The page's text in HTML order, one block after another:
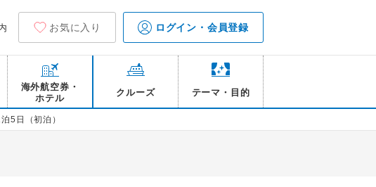
お気に入り ログイン・会員登録
海外航空券・
ホテル
クルーズ テーマ・目的
5日（初泊）